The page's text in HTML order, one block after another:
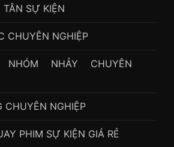
TÂN SỰ KIỆN
CHUYÊN NGHIỆP
NHẢY CHUYÊN
CHUYÊN NGHIỆP
PHIM SỰ KIỆN GIÁ RẺ